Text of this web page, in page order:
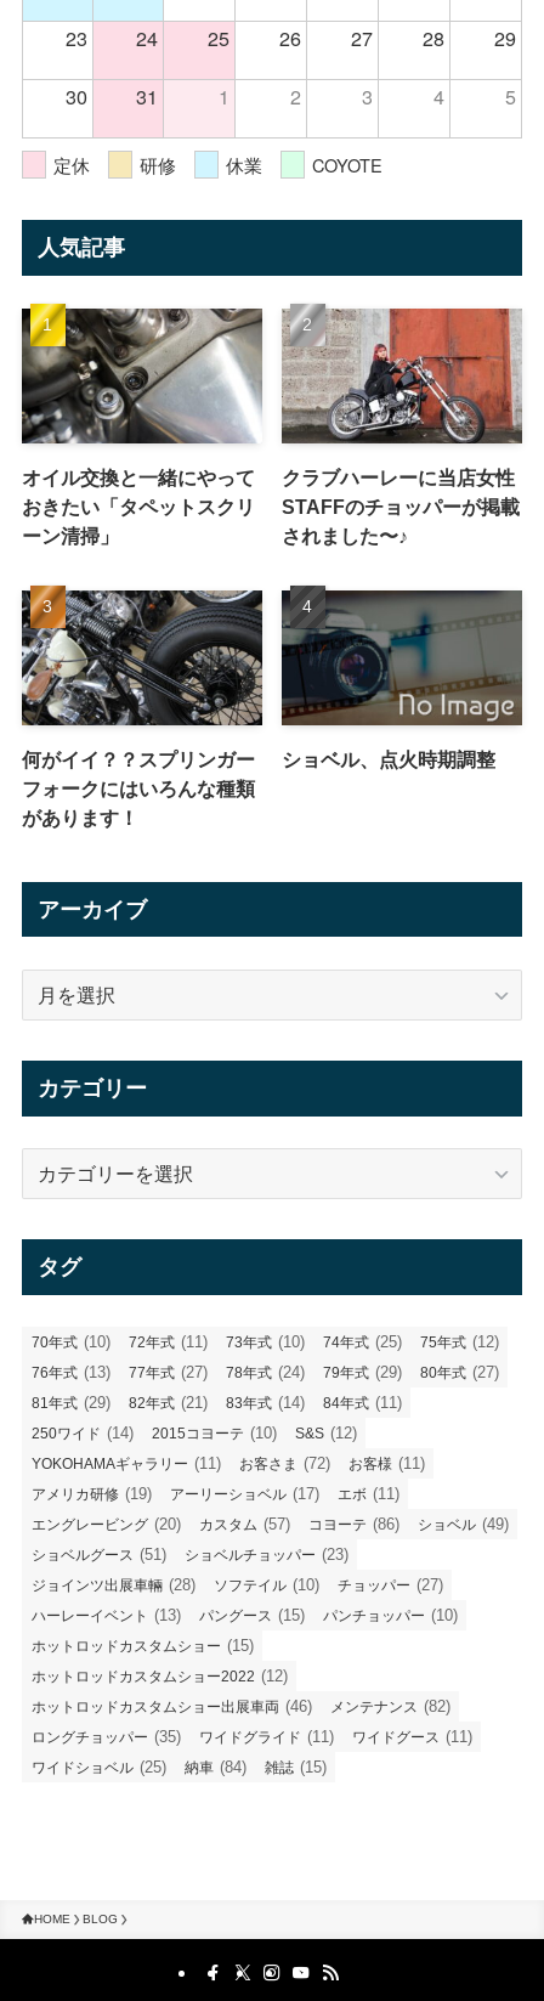
23
24 25 26 27 28
29
30
31 1 2 3 4 5
定休 研修 休業 COYOTE
人気記事
オイル交換と一緒にやって
おきたい「タペットスクリ
ーン清掃」
クラブハーレーに当店女性
STAFFのチョッパーが掲載
されました〜♪
何がイイ？？スプリンガー
フォークにはいろんな種類
があります！
ショベル、点火時期調整
アーカイブ
カテゴリー
タグ
70年式 (10) 72年式 (11) 73年式 (10) 74年式 (25) 75年式 (12)
76年式 (13) 77年式 (27) 78年式 (24) 79年式 (29) 80年式 (27)
81年式 (29) 82年式 (21) 83年式 (14) 84年式 (11)
250ワイド (14) 2015コヨーテ (10) S&S (12)
YOKOHAMAギャラリー (11) お客さま (72) お客様 (11)
アメリカ研修 (19) アーリーショベル (17) エボ (11)
エングレービング (20) カスタム (57) コヨーテ (86) ショベル (49)
ショベルグース (51) ショベルチョッパー (23)
ジョインツ出展車輛 (28) ソフテイル (10) チョッパー (27)
ハーレーイベント (13) パングース (15) パンチョッパー (10)
ホットロッドカスタムショー (15)
ホットロッドカスタムショー2022 (12)
ホットロッドカスタムショー出展車両 (46) メンテナンス (82)
ロングチョッパー (35) ワイドグライド (11) ワイドグース (11)
ワイドショベル (25) 納車 (84) 雑誌 (15)
HOME BLOG